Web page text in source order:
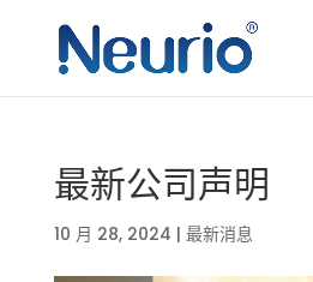
最新公司声明
10 月 28, 2024 | 最新消息